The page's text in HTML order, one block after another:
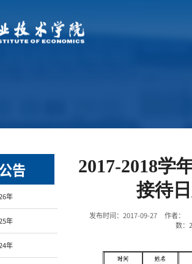
告
年
年
年
2017-2018学
接待
发布时间：2017-09-27 作者：
数：